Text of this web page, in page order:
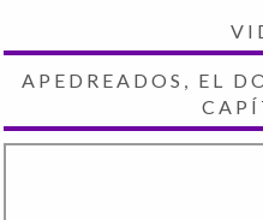
APEDREADOS, EL